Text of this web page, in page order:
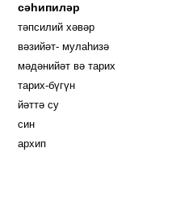
сәһипиләр
тәпсилий хәвәр
вәзийәт- мулаһизә
мәдәнийәт вә тарих
тарих-бүгүн
йәттә су
син
архип